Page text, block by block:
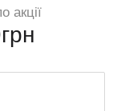
акції